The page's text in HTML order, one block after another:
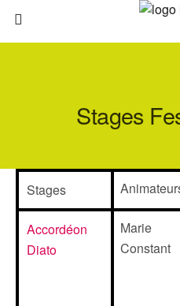
Stages
Stages
Accordéon
Diato
Marie
Constant